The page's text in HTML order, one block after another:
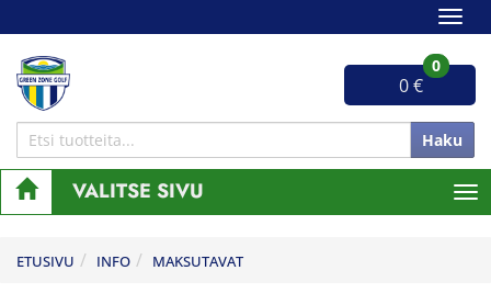
0 €
0
Haku
VALITSE SIVU
ETUSIVU INFO MAKSUTAVAT